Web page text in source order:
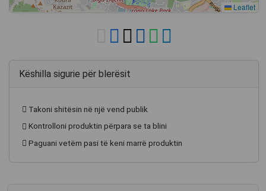
Leaflet
Këshilla sigurie për blerësit
Takoni shitësin në një vend publik
Kontrolloni produktin përpara se ta blini
Paguani vetëm pasi të keni marrë produktin